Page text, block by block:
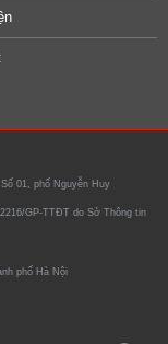
01, phố Nguyễn Huy
GP-TTĐT do Sở Thông tin
phố Hà Nội